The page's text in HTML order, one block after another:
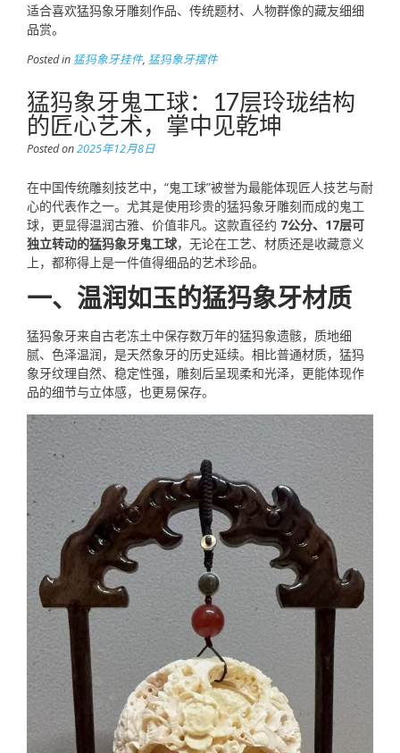
适合喜欢猛犸象牙雕刻作品、传统题材、人物群像的藏友细细
品赏。
Posted in 猛犸象牙挂件, 猛犸象牙摆件
猛犸象牙鬼工球：17层玲珑结构
的匠心艺术，掌中见乾坤
Posted on2025年12月8日
在中国传统雕刻技艺中，“鬼工球”被誉为最能体现匠人技艺与耐
心的代表作之一。尤其是使用珍贵的猛犸象牙雕刻而成的鬼工
球，更显得温润古雅、价值非凡。这款直径约 7公分、17层可
独立转动的猛犸象牙鬼工球，无论在工艺、材质还是收藏意义
上，都称得上是一件值得细品的艺术珍品。
一、温润如玉的猛犸象牙材质
猛犸象牙来自古老冻土中保存数万年的猛犸象遗骸，质地细
腻、色泽温润，是天然象牙的历史延续。相比普通材质，猛犸
象牙纹理自然、稳定性强，雕刻后呈现柔和光泽，更能体现作
品的细节与立体感，也更易保存。